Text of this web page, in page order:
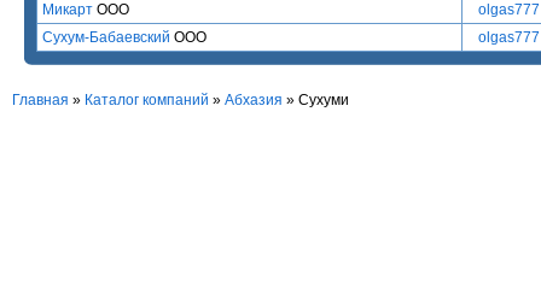
Микарт ООО
olgas777
Сухум-Бабаевский ООО olgas777
Главная » Каталог компаний » Абхазия » Сухуми